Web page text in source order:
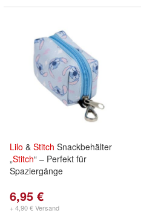
Lilo & Stitch Snackbehälter
„Stitch“ – Perfekt für
Spaziergänge
6,95 €
+ 4,90 € Versand